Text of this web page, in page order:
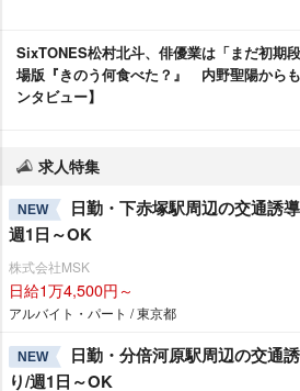
SixTONES松村北斗、俳優業は「まだ初期
場版『きのう何食べた？』 内野聖陽から
ンタビュー】
求人特集
NEW
日勤・下赤塚駅周辺の交通誘
週1日～OK
株式会社MSK
日給1万4,500円～
アルバイト・パート / 東京都
NEW
日勤・分倍河原駅周辺の交通
り/週1日～OK